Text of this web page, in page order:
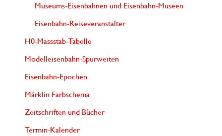
Museums-Eisenbahnen und Eisenbahn-Museen
Eisenbahn-Reiseveranstalter
H0-Massstab-Tabelle
Modelleisenbahn-Spurweiten
Eisenbahn-Epochen
Märklin Farbschema
Zeitschriften und Bücher
Termin-Kalender